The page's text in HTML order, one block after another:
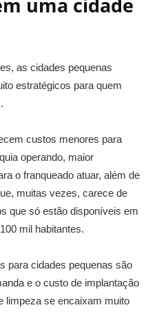
uma cidade
as cidades pequenas
estratégicos para quem
.
custos menores para
operando, maior
o franqueado atuar, além de
muitas vezes, carece de
que só estão disponíveis em
mil habitantes.
para cidades pequenas são
e o custo de implantação
limpeza se encaixam muito